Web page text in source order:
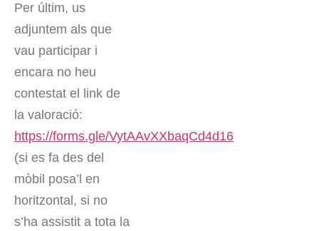
Per últim, us
adjuntem als que
vau participar i
encara no heu
contestat el link de
la valoració:
https://forms.gle/VytAAvXXbaqCd4d16
(si es fa des del
mòbil posa’l en
horitzontal, si no
s’ha assistit a tota la